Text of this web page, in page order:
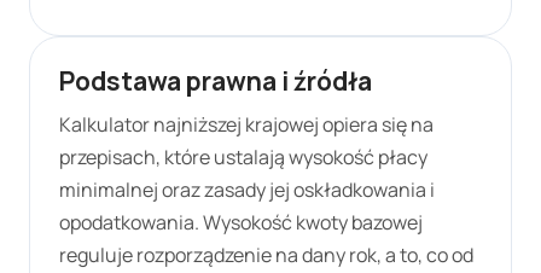
Podstawa prawna i źródła
Kalkulator najniższej krajowej opiera się na
przepisach, które ustalają wysokość płacy
minimalnej oraz zasady jej oskładkowania i
opodatkowania. Wysokość kwoty bazowej
reguluje rozporządzenie na dany rok, a to, co od